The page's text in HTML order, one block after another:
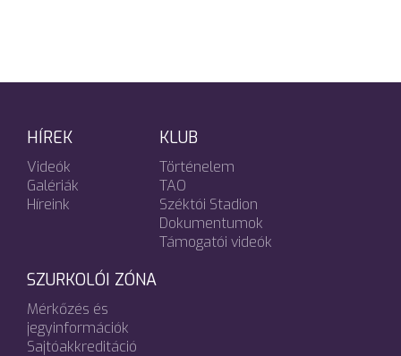
HÍREK
Videók
Galériák
Híreink
KLUB
Történelem
TAO
Széktói Stadion
Dokumentumok
Támogatói videók
SZURKOLÓI ZÓNA
Mérkőzés és
jegyinformációk
Sajtóakkreditáció